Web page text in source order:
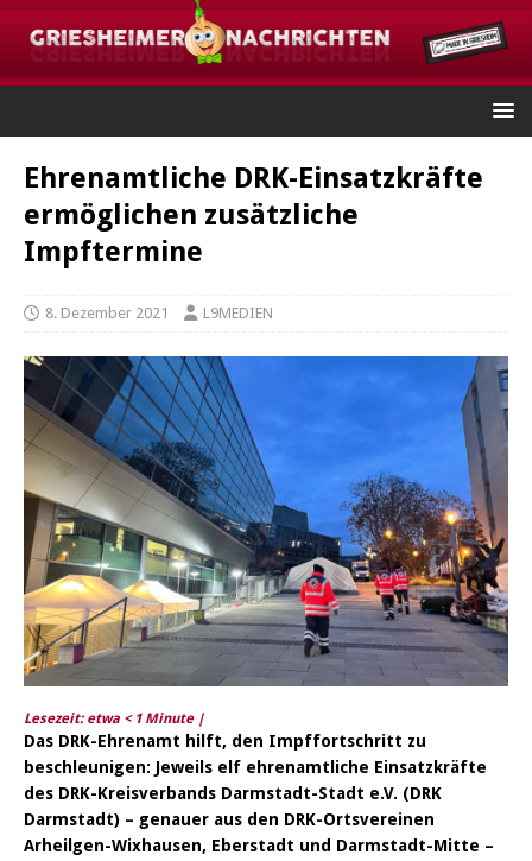
Ehrenamtliche DRK-Einsatzkräfte
ermöglichen zusätzliche
Impftermine
8. Dezember 2021 L9MEDIEN
Lesezeit: etwa < 1 Minute |
Das DRK-Ehrenamt hilft, den Impffortschritt zu
beschleunigen: Jeweils elf ehrenamtliche Einsatzkräfte
des DRK-Kreisverbands Darmstadt-Stadt e.V. (DRK
Darmstadt) – genauer aus den DRK-Ortsvereinen
Arheilgen-Wixhausen, Eberstadt und Darmstadt-Mitte –